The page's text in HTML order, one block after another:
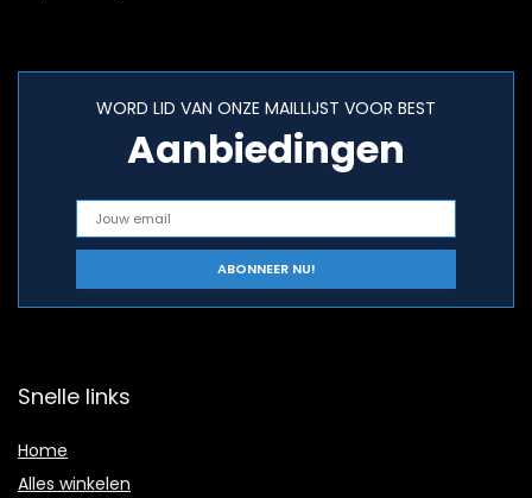
WORD LID VAN ONZE MAILLIJST VOOR BEST
Aanbiedingen
Snelle links
Home
Alles winkelen